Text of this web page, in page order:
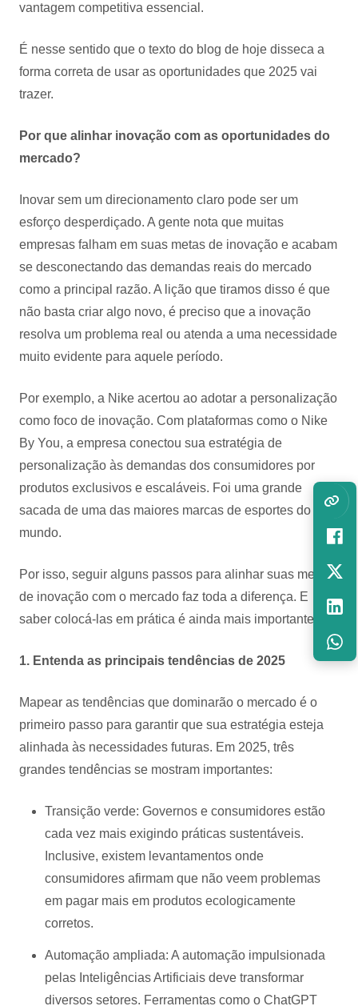
vantagem competitiva essencial.
É nesse sentido que o texto do blog de hoje disseca a
forma correta de usar as oportunidades que 2025 vai
trazer.
Por que alinhar inovação com as oportunidades do
mercado?
Inovar sem um direcionamento claro pode ser um
esforço desperdiçado. A gente nota que muitas
empresas falham em suas metas de inovação e acabam
se desconectando das demandas reais do mercado
como a principal razão. A lição que tiramos disso é que
não basta criar algo novo, é preciso que a inovação
resolva um problema real ou atenda a uma necessidade
muito evidente para aquele período.
Por exemplo, a Nike acertou ao adotar a personalização
como foco de inovação. Com plataformas como o Nike
By You, a empresa conectou sua estratégia de
personalização às demandas dos consumidores por
produtos exclusivos e escaláveis. Foi uma grande
sacada de uma das maiores marcas de esportes do
mundo.
Por isso, seguir alguns passos para alinhar suas metas
de inovação com o mercado faz toda a diferença. E
saber colocá-las em prática é ainda mais importante:
1. Entenda as principais tendências de 2025
Mapear as tendências que dominarão o mercado é o
primeiro passo para garantir que sua estratégia esteja
alinhada às necessidades futuras. Em 2025, três
grandes tendências se mostram importantes:
Transição verde: Governos e consumidores estão
cada vez mais exigindo práticas sustentáveis.
Inclusive, existem levantamentos onde
consumidores afirmam que não veem problemas
em pagar mais em produtos ecologicamente
corretos.
Automação ampliada: A automação impulsionada
pelas Inteligências Artificiais deve transformar
diversos setores. Ferramentas como o ChatGPT